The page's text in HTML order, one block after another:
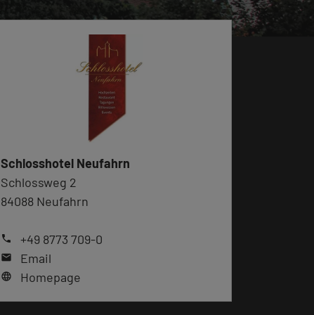
Schlosshotel Neufahrn
Schlossweg 2
84088 Neufahrn
phone +49 8773 709-0
mail Email
language Homepage